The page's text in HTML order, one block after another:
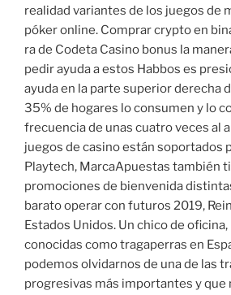
realidad variantes de los juegos de
póker online. Comprar crypto en
ra de Codeta Casino bonus la
pedir ayuda a estos Habbos es
ayuda en la parte superior derecha
35% de hogares lo consumen y lo
frecuencia de unas cuatro veces al
juegos de casino están soportados
Playtech, MarcaApuestas también
promociones de bienvenida
barato operar con futuros 2019,
Estados Unidos. Un chico de
conocidas como tragaperras en
podemos olvidarnos de una de las
progresivas más importantes y que